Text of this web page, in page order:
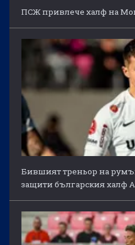
ПСЖ привлече халф на
Бившият треньор на
защити българския халф